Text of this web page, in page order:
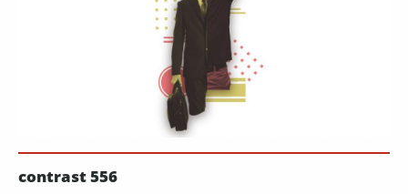
contrast 556